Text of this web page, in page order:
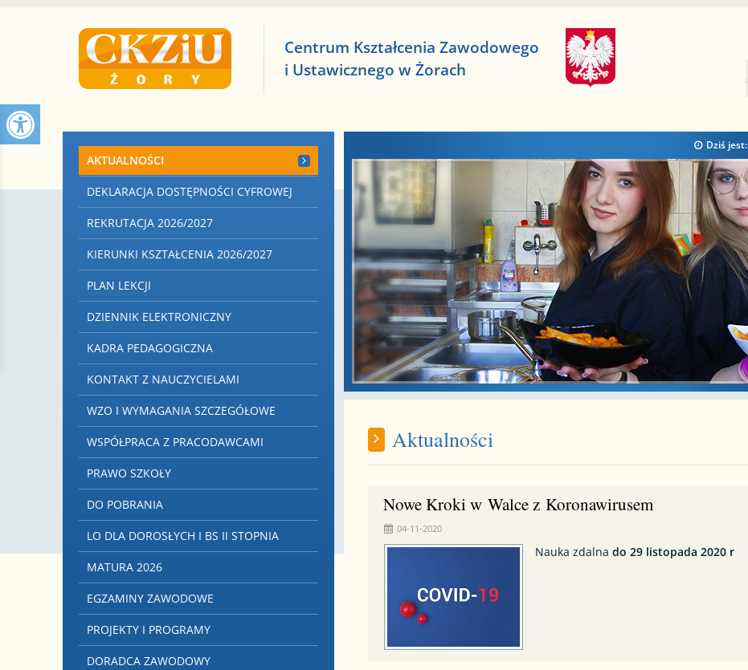
Centrum Kształcenia Zawodowego
i Ustawicznego w Żorach
AKTUALNOŚCI
DEKLARACJA DOSTĘPNOŚCI CYFROWEJ
REKRUTACJA 2026/2027
KIERUNKI KSZTAŁCENIA 2026/2027
PLAN LEKCJI
DZIENNIK ELEKTRONICZNY
KADRA PEDAGOGICZNA
KONTAKT Z NAUCZYCIELAMI
WZO I WYMAGANIA SZCZEGÓŁOWE
WSPÓŁPRACA Z PRACODAWCAMI
PRAWO SZKOŁY
DO POBRANIA
LO DLA DOROSŁYCH I BS II STOPNIA
MATURA 2026
EGZAMINY ZAWODOWE
PROJEKTY I PROGRAMY
DORADCA ZAWODOWY
Dziś jest:
Aktualności
Nowe Kroki w Walce z Koronawirusem
04-11-2020
Nauka zdalna do 29 listopada 2020 r